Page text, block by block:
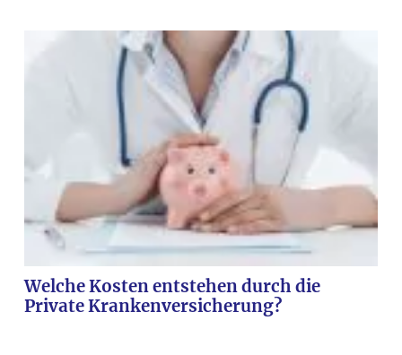
Welche Kosten entstehen durch die
Private Krankenversicherung?